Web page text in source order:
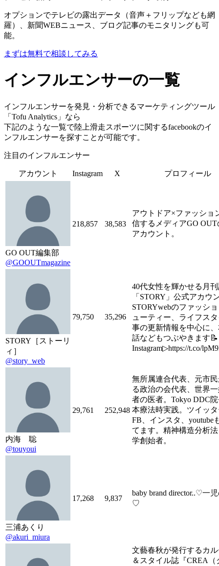
オプションでテレビの露出データ（音声＋フリップなども網
羅）、新聞WEBニュース、ブログ記事のモニタリングも可
能。
まずは無料で相談してみる
インフルエンサーの一覧
インフルエンサーを発見・分析できるマーケティングツール
「Tofu Analytics」なら
下記のような一覧で陸上滑走スポーツに関するfacebookのイ
ンフルエンサーを探すことが可能です。
注目のインフルエンサー
アカウント Instagram X プロフィール
GO OUT編集部
@GOOUTmagazine
218,857 38,583
アウトドア×ファッショ
信するメディアGO OUT
アカウント。
STORY［ストーリ
ィ］
@story_web
79,750 35,296
40代女性を輝かせる月
「STORY」公式アカウ
STORYwebのファッシ
ューティー、ライフス
事の更新情報を中心に
話などもつぶやきます
Instagram▷https://t.co/
内海 聡
@touyoui
29,761 252,948
無所属連合代表、元市
る政治の会代表、世界
者の医者。Tokyo DDC
本療法時実践。ツイッ
FB、インスタ、youtube
てます。精神構造分析
学創始者。
三浦あくり
@akuri_miura
17,268 9,837
baby brand director..♡一
♡
文藝春秋が発行するカ
＆スタイル誌『CREA（